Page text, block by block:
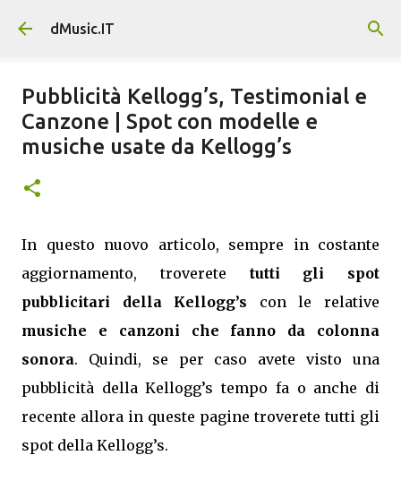
Passa ai contenuti principali
dMusic.IT
Pubblicità Kellogg’s, Testimonial e
Canzone | Spot con modelle e
musiche usate da Kellogg’s
In questo nuovo articolo, sempre in costante
aggiornamento, troverete tutti gli spot
pubblicitari della Kellogg’s con le relative
musiche e canzoni che fanno da colonna
sonora. Quindi, se per caso avete visto una
pubblicità della Kellogg’s tempo fa o anche di
recente allora in queste pagine troverete tutti gli
spot della Kellogg’s.